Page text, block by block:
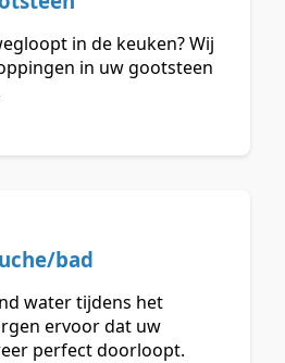
in de keuken? Wij
in uw gootsteen
bad
water tijdens het
ervoor dat uw
perfect doorloopt.